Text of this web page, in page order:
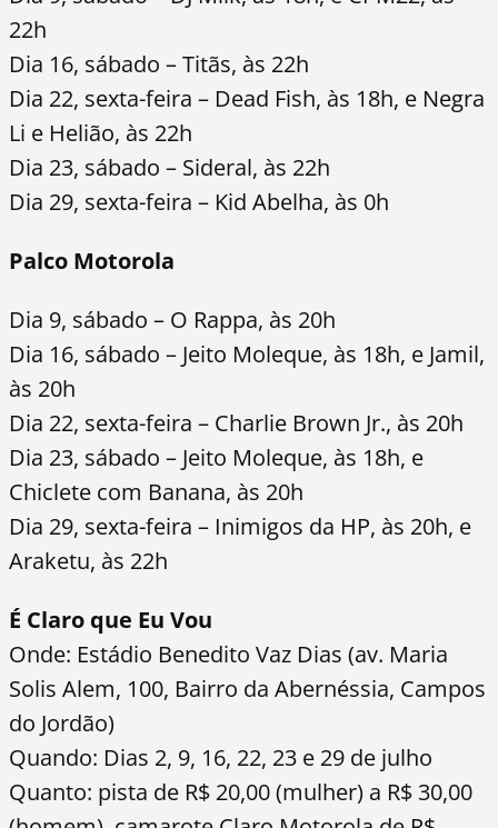
22h
Dia 16, sábado – Titãs, às 22h
Dia 22, sexta-feira – Dead Fish, às 18h, e Negra
Li e Helião, às 22h
Dia 23, sábado – Sideral, às 22h
Dia 29, sexta-feira – Kid Abelha, às 0h
Palco Motorola
Dia 9, sábado – O Rappa, às 20h
Dia 16, sábado – Jeito Moleque, às 18h, e Jamil,
às 20h
Dia 22, sexta-feira – Charlie Brown Jr., às 20h
Dia 23, sábado – Jeito Moleque, às 18h, e
Chiclete com Banana, às 20h
Dia 29, sexta-feira – Inimigos da HP, às 20h, e
Araketu, às 22h
É Claro que Eu Vou
Onde: Estádio Benedito Vaz Dias (av. Maria
Solis Alem, 100, Bairro da Abernéssia, Campos
do Jordão)
Quando: Dias 2, 9, 16, 22, 23 e 29 de julho
Quanto: pista de R$ 20,00 (mulher) a R$ 30,00